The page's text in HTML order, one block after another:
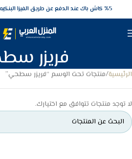
5‎% كاش باك عند الدفع عن طريق الفيزا البنكيه
فريزر
الرئيسية منتجات تحت الوسم “فريزر سطحي”
لا توجد منتجات تتوافق مع اختيارك.